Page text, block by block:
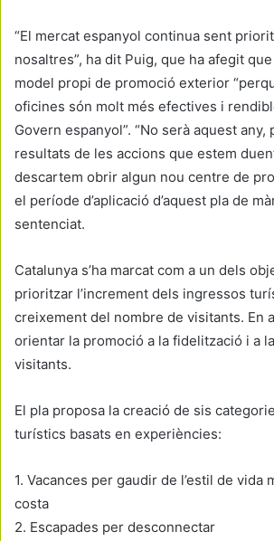
“El mercat espanyol continua sent
nosaltres”, ha dit Puig, que ha afegit
model propi de promoció exterior
oficines són molt més efectives i
Govern espanyol”. “No serà aquest
resultats de les accions que estem
descartem obrir algun nou centre de
el període d’aplicació d’aquest pla de
sentenciat.
Catalunya s’ha marcat com a un dels
prioritzar l’increment dels ingressos
creixement del nombre de visitants. En
orientar la promoció a la fidelització i a
visitants.
El pla proposa la creació de sis
turístics basats en experiències:
1. Vacances per gaudir de l’estil de vida
costa
2. Escapades per desconnectar